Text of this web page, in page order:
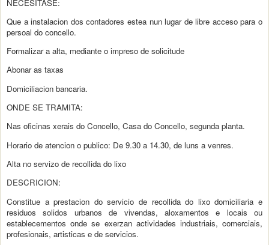
NECESITASE:
Que a instalacion dos contadores estea nun lugar de libre acceso para o
persoal do concello.
Formalizar a alta, mediante o impreso de solicitude
Abonar as taxas
Domiciliacion bancaria.
ONDE SE TRAMITA:
Nas oficinas xerais do Concello, Casa do Concello, segunda planta.
Horario de atencion o publico: De 9.30 a 14.30, de luns a venres.
Alta no servizo de recollida do lixo
DESCRICION:
Constitue a prestacion do servicio de recollida do lixo domiciliaria e
residuos solidos urbanos de vivendas, aloxamentos e locais ou
establecementos onde se exerzan actividades industriais, comerciais,
profesionais, artisticas e de servicios.